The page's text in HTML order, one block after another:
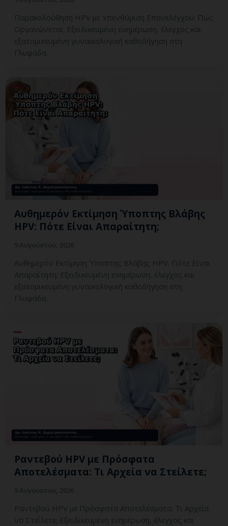
Παρακολούθηση HPV με Υπενθύμιση Επανελέγχου: Πώς
Οργανώνεται; Εξειδικευμένη ενημέρωση, έλεγχος και
εξατομικευμένη γυναικολογική καθοδήγηση στη
Γλυφάδα.
Αυθημερόν Εκτίμηση Ύποπτης Βλάβης
HPV: Πότε Είναι Απαραίτητη;
Αυθημερόν Εκτίμηση Ύποπτης Βλάβης HPV: Πότε Είναι
Απαραίτητη; Εξειδικευμένη ενημέρωση, έλεγχος και
εξατομικευμένη γυναικολογική καθοδήγηση στη
Γλυφάδα.
Ραντεβού HPV με Πρόσφατα
Αποτελέσματα: Τι Αρχεία να Στείλετε;
Ραντεβού HPV με Πρόσφατα Αποτελέσματα: Τι Αρχεία
να Στείλετε; Εξειδικευμένη ενημέρωση, έλεγχος και